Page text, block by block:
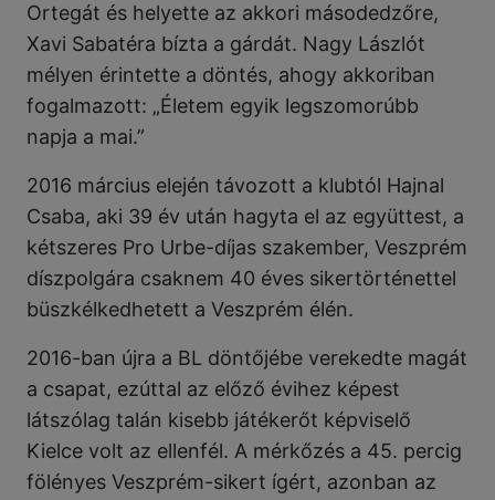
Ortegát és helyette az akkori másodedzőre,
Xavi Sabatéra bízta a gárdát. Nagy Lászlót
mélyen érintette a döntés, ahogy akkoriban
fogalmazott: „Életem egyik legszomorúbb
napja a mai.”
2016 március elején távozott a klubtól Hajnal
Csaba, aki 39 év után hagyta el az együttest, a
kétszeres Pro Urbe-díjas szakember, Veszprém
díszpolgára csaknem 40 éves sikertörténettel
büszkélkedhetett a Veszprém élén.
2016-ban újra a BL döntőjébe verekedte magát
a csapat, ezúttal az előző évihez képest
látszólag talán kisebb játékerőt képviselő
Kielce volt az ellenfél. A mérkőzés a 45. percig
fölényes Veszprém-sikert ígért, azonban az